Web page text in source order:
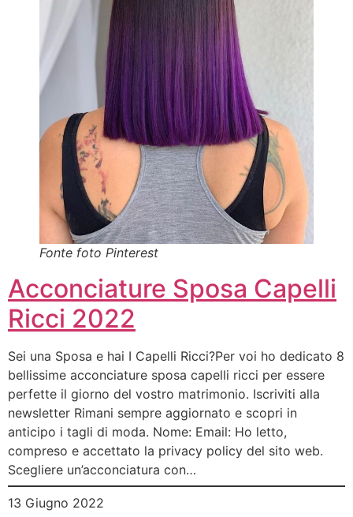
Fonte foto Pinterest
Acconciature Sposa Capelli
Ricci 2022
Sei una Sposa e hai I Capelli Ricci?Per voi ho dedicato 8
bellissime acconciature sposa capelli ricci per essere
perfette il giorno del vostro matrimonio. Iscriviti alla
newsletter Rimani sempre aggiornato e scopri in
anticipo i tagli di moda. Nome: Email: Ho letto,
compreso e accettato la privacy policy del sito web.
Scegliere un’acconciatura con…
13 Giugno 2022